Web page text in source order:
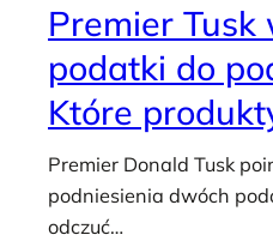
Premier Tusk
podatki do
Które
Premier Donald Tusk
podniesienia dwóch
odczuć…